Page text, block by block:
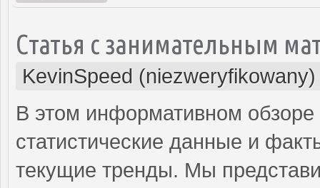
Статья с занимательным
KevinSpeed (niezweryfikowany)
В этом информативном
статистические данные и
текущие тренды. Мы